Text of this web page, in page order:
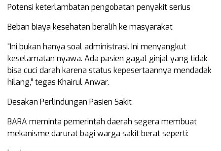
Potensi keterlambatan pengobatan penyakit serius
Beban biaya kesehatan beralih ke masyarakat
“Ini bukan hanya soal administrasi. Ini menyangkut
keselamatan nyawa. Ada pasien gagal ginjal yang tidak
bisa cuci darah karena status kepesertaannya mendadak
hilang,” tegas Khairul Anwar.
Desakan Perlindungan Pasien Sakit
BARA meminta pemerintah daerah segera membuat
mekanisme darurat bagi warga sakit berat seperti: